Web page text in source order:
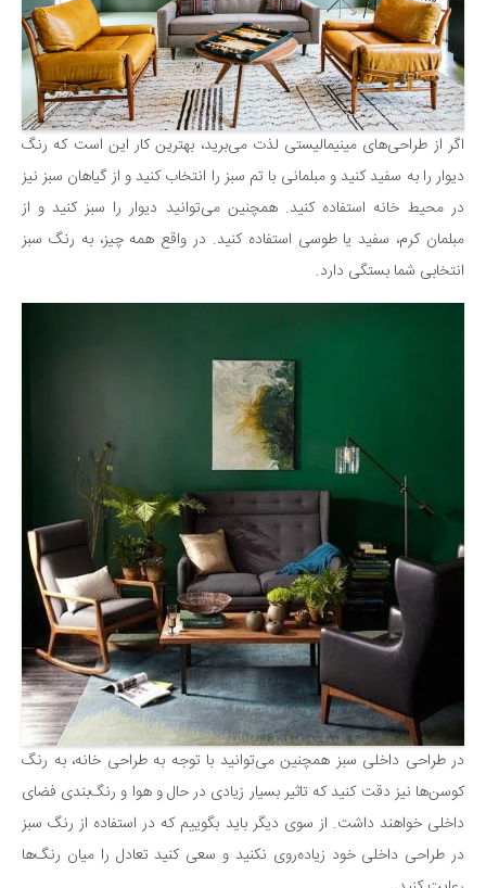
اگر از طراحی‌های مینیمالیستی لذت می‌برید، بهترین کار این است که رنگ
دیوار را به سفید کنید و مبلمانی با تم سبز را انتخاب کنید و از گیاهان سبز نیز
در محیط خانه استفاده کنید. همچنین می‌توانید دیوار را سبز کنید و از
مبلمان کرم، سفید یا طوسی استفاده کنید. در واقع همه چیز، به رنگ سبز
انتخابی شما بستگی دارد.
در طراحی داخلی سبز همچنین می‌توانید با توجه به طراحی خانه، به رنگ
کوسن‌ها نیز دقت کنید که تاثیر بسیار زیادی در حال و هوا و رنگ‌بندی فضای
داخلی خواهند داشت. از سوی دیگر باید بگوییم که در استفاده از رنگ سبز
در طراحی داخلی خود زیاده‌روی نکنید و سعی کنید تعادل را میان رنگ‌ها